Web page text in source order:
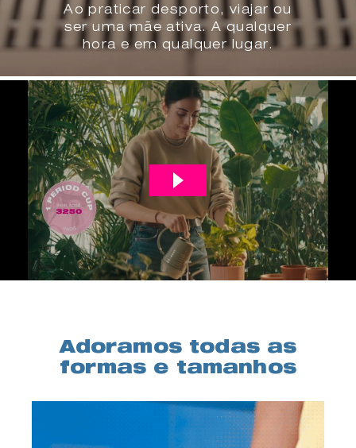
Ao praticar desporto, viajar ou
ser uma mãe ativa. A qualquer
hora e em qualquer lugar.
Adoramos todas as
formas e tamanhos